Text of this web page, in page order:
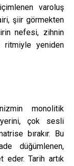
varoluş
şiir görmekten
nefesi, zihnin
ritmiyle yeniden
monolitik
çok sesli
bırakır. Bu
düğümlenen,
eder. Tarih artık